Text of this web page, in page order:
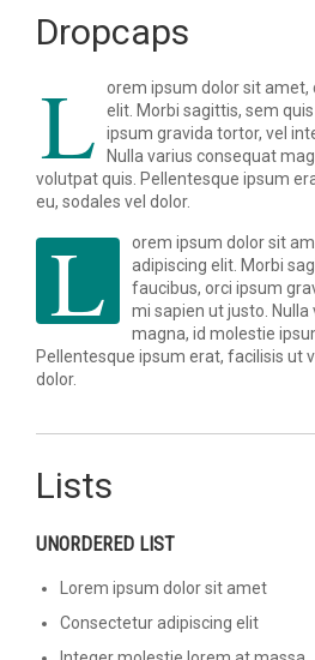
Dropcaps
L
orem ipsum dolor sit amet,
elit. Morbi sagittis, sem
ipsum gravida tortor, vel
Nulla varius consequat
volutpat quis. Pellentesque ipsum
eu, sodales vel dolor.
L
orem ipsum dolor sit
adipiscing elit. Morbi
faucibus, orci ipsum
mi sapien ut justo.
magna, id molestie
Pellentesque ipsum erat, facilisis ut
dolor.
Lists
UNORDERED LIST
Lorem ipsum dolor sit amet
Consectetur adipiscing elit